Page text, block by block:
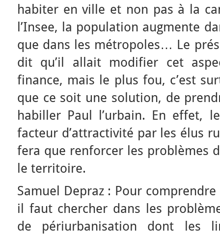
habiter en ville et non pas à la
l’Insee, la population augmente
que dans les métropoles… Le
dit qu’il allait modifier cet
finance, mais le plus fou, c’est
que ce soit une solution, de
habiller Paul l’urbain. En effet,
facteur d’attractivité par les élus
fera que renforcer les problèmes
le territoire.
Samuel Depraz : Pour
il faut chercher dans les
de périurbanisation dont les